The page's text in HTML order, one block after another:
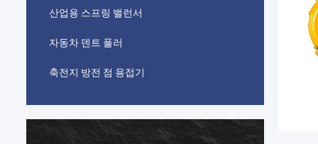
산업용 스프링 밸런서
자동차 덴트 풀러
축전지 방전 점 용접기